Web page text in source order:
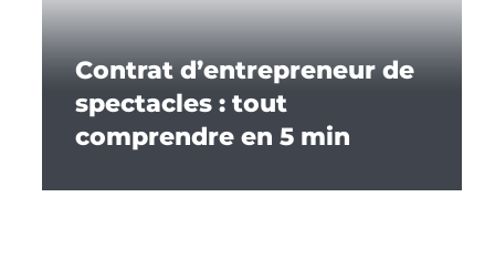
Contrat d’entrepreneur de
spectacles : tout
comprendre en 5 min